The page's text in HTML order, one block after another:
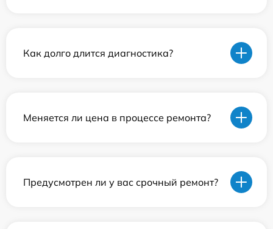
Как долго длится диагностика?
Меняется ли цена в процессе ремонта?
Предусмотрен ли у вас срочный ремонт?